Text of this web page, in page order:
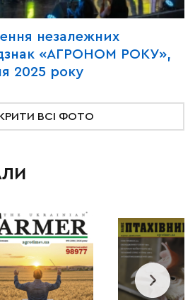
незалежних
«АГРОНОМ РОКУ»,
2025 року
ВСІ ФОТО